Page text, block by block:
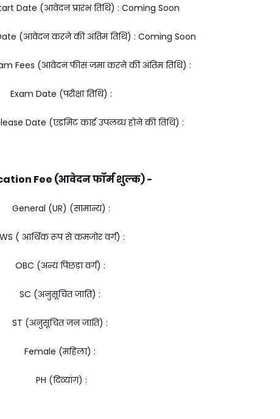
Date (आवेदन प्रारंभ तिथि) : Coming Soon
(आवेदन करने की अंतिम तिथि) : Coming Soon
Fees (आवेदन फीस जमा करने की अंतिम तिथि) :
Exam Date (परीक्षा तिथि) :
Date (एडमिट कार्ड उपलब्ध होने की तिथि) :
Fee (आवेदन फॉर्म शुल्क) -
General (UR) (सामान्य) :
( आर्थिक रूप से कमजोर वर्ग) :
OBC (अन्य पिछड़ा वर्ग) :
SC (अनुसूचित जाति) :
ST (अनुसूचित जन जाति) :
Female (महिला) :
PH (दिव्यांग) :